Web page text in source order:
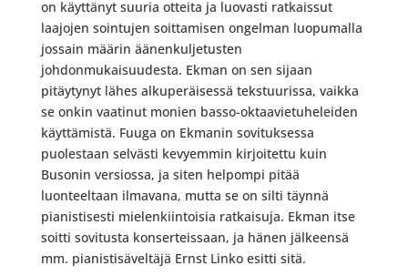
on käyttänyt suuria otteita ja luovasti ratkaissut
laajojen sointujen soittamisen ongelman luopumalla
jossain määrin äänenkuljetusten
johdonmukaisuudesta. Ekman on sen sijaan
pitäytynyt lähes alkuperäisessä tekstuurissa, vaikka
se onkin vaatinut monien basso-oktaavietuheleiden
käyttämistä. Fuuga on Ekmanin sovituksessa
puolestaan selvästi kevyemmin kirjoitettu kuin
Busonin versiossa, ja siten helpompi pitää
luonteeltaan ilmavana, mutta se on silti täynnä
pianistisesti mielenkiintoisia ratkaisuja. Ekman itse
soitti sovitusta konserteissaan, ja hänen jälkeensä
mm. pianistisäveltäjä Ernst Linko esitti sitä.